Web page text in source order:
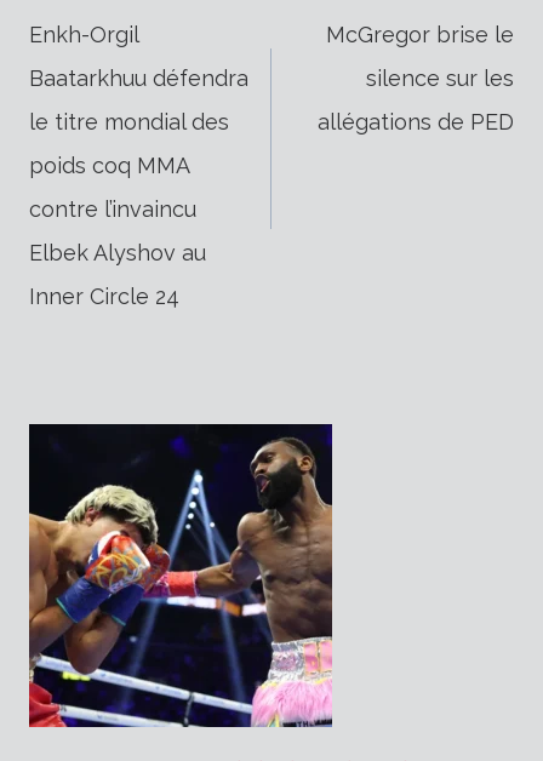
de
l’article
Enkh-Orgil
Baatarkhuu défendra
le titre mondial des
poids coq MMA
contre l’invaincu
Elbek Alyshov au
Inner Circle 24
McGregor brise le
silence sur les
allégations de PED